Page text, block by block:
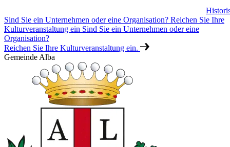
Sind Sie ein Unternehmen oder eine Organisation? Reichen Sie Ihre
Kulturveranstaltung ein Sind Sie ein Unternehmen oder eine
Organisation?
Reichen Sie Ihre Kulturveranstaltung ein.
Gemeinde Alba